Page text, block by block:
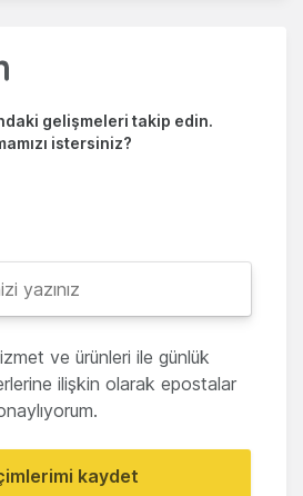
gelişmeleri takip edin.
istersiniz?
ve ürünleri ile günlük
ilişkin olarak epostalar
kaydet